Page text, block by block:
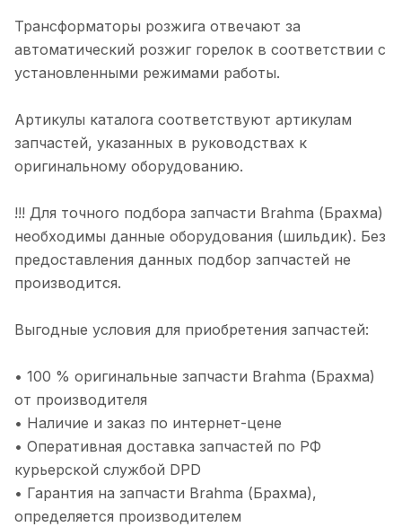
Трансформаторы розжига отвечают за
автоматический розжиг горелок в соответствии с
установленными режимами работы.
Артикулы каталога соответствуют артикулам
запчастей, указанных в руководствах к
оригинальному оборудованию.
!!! Для точного подбора запчасти Brahma (Брахма)
необходимы данные оборудования (шильдик). Без
предоставления данных подбор запчастей не
производится.
Выгодные условия для приобретения запчастей:
• 100 % оригинальные запчасти Brahma (Брахма)
от производителя
• Наличие и заказ по интернет-цене
• Оперативная доставка запчастей по РФ
курьерской службой DPD
• Гарантия на запчасти Brahma (Брахма),
определяется производителем